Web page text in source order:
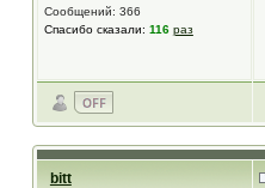
Сообщений: 366
Спасибо сказали: 116 раз
bitt